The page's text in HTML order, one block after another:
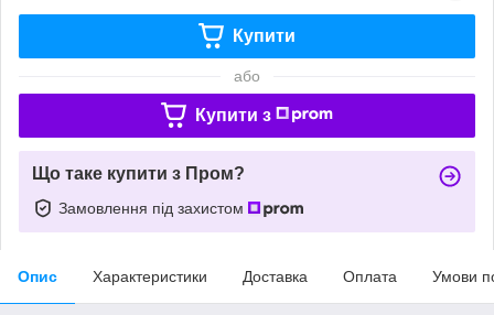
Купити
або
Купити з
Що таке купити з Пром?
Замовлення під захистом
Опис Характеристики Доставка Оплата Умови